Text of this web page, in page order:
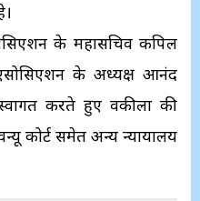
के महासचिव कपिल
के अध्यक्ष आनंद
करते हुए वकीलों की
कोर्ट समेत अन्य न्यायालय